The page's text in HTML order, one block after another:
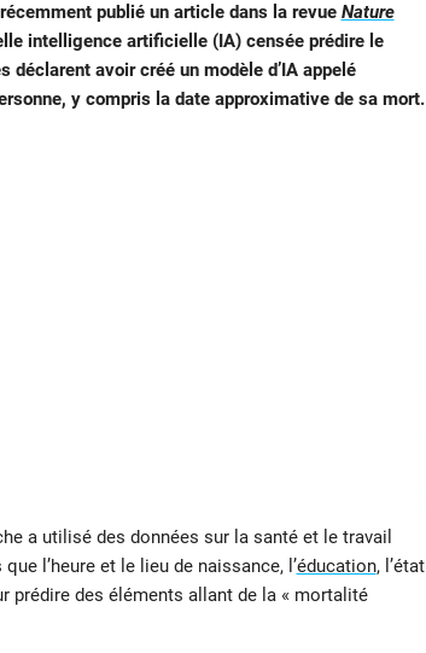
publié un article dans la revue Nature
intelligence artificielle (IA) censée prédire le
avoir créé un modèle d’IA appelé
y compris la date approximative de sa mort.
a utilisé des données sur la santé et le travail
l’heure et le lieu de naissance, l’éducation, l’état
prédire des éléments allant de la « mortalité